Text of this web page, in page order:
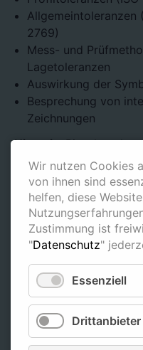
Allgemeintoleranzen
2769)
Mess- und
Lagetoleranzen
Auswirkung der
Besprechung von
Zeichnungen
Hinweis: Bitte
Anmeldeschluss für
dem
Kontaktdaten:
Wir nutzen Cookies
von ihnen sind
helfen, diese
Zustimmung ist
"Datenschutz"
Essenziell
Drittanbieter